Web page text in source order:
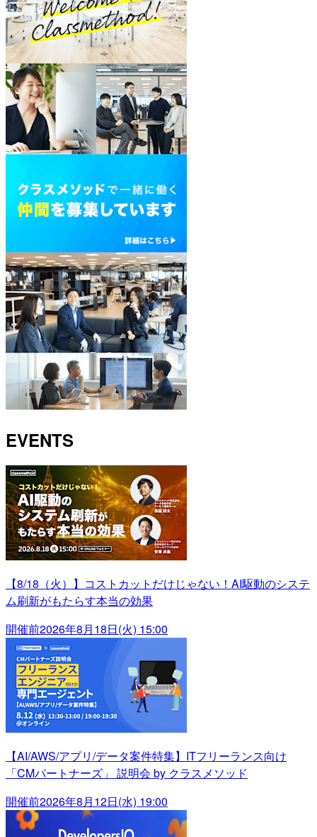
EVENTS
【8/18（火）】コストカットだけじゃない！AI駆動のシステ
ム刷新がもたらす本当の効果
開催前2026年8月18日(火) 15:00
【AI/AWS/アプリ/データ案件特集】ITフリーランス向け
「CMパートナーズ」 説明会 by クラスメソッド
開催前2026年8月12日(水) 19:00